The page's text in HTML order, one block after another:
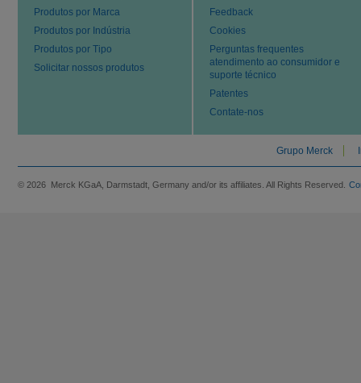
Produtos por Marca
Produtos por Indústria
Produtos por Tipo
Solicitar nossos produtos
Feedback
Cookies
Perguntas frequentes
atendimento ao consumidor e
suporte técnico
Patentes
Contate-nos
Grupo Merck
© 2026 Merck KGaA, Darmstadt, Germany and/or its affiliates. All Rights Reserved.